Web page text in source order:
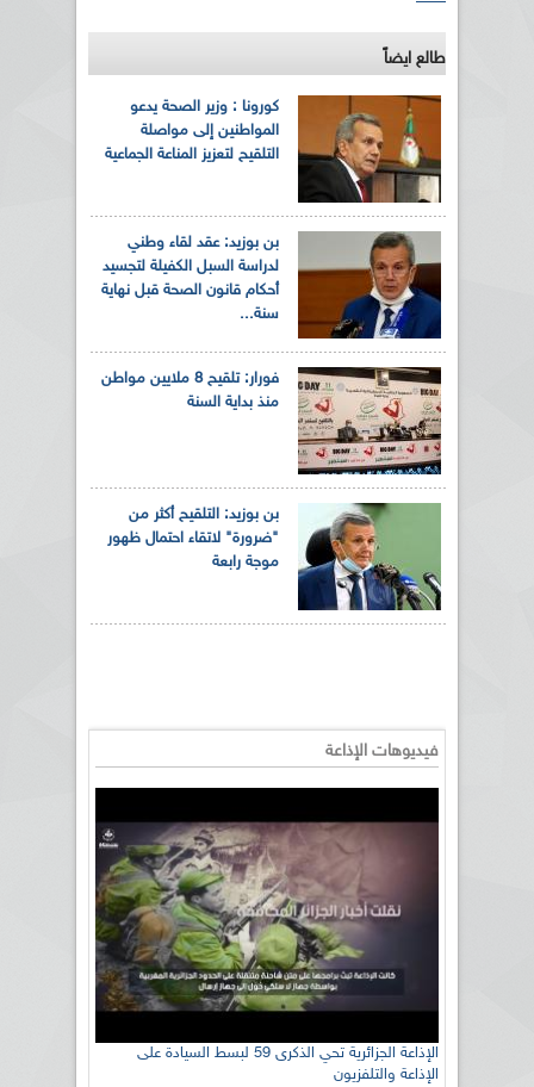
طالع ايضاً
كورونا : وزير الصحة يدعو
المواطنين إلى مواصلة
التلقيح لتعزيز المناعة الجماعية
بن بوزيد: عقد لقاء وطني
لدراسة السبل الكفيلة لتجسيد
أحكام قانون الصحة قبل نهاية
سنة...
فورار: تلقيح 8 ملايين مواطن
منذ بداية السنة
بن بوزيد: التلقيح أكثر من
"ضرورة" لاتقاء احتمال ظهور
موجة رابعة
فيديوهات الإذاعة
الإذاعة الجزائرية تحي الذكرى 59 لبسط السيادة على
الإذاعة والتلفزيون